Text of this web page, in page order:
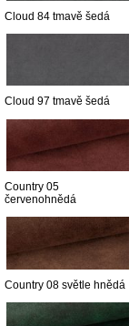
Cloud 84 tmavě šedá
Cloud 97 tmavě šedá
Country 05
červenohnědá
Country 08 světle hnědá